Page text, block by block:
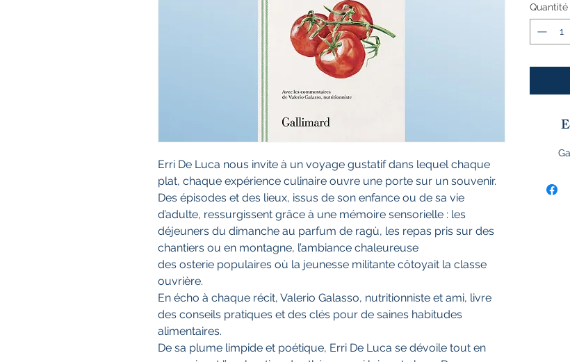
Erri De Luca nous invite à un voyage gustatif dans lequel chaque
plat, chaque expérience culinaire ouvre une porte sur un souvenir.
Des épisodes et des lieux, issus de son enfance ou de sa vie
d’adulte, ressurgissent grâce à une mémoire sensorielle : les
déjeuners du dimanche au parfum de ragù, les repas pris sur des
chantiers ou en montagne, l’ambiance chaleureuse
des osterie populaires où la jeunesse militante côtoyait la classe
ouvrière.
En écho à chaque récit, Valerio Galasso, nutritionniste et ami, livre
des conseils pratiques et des clés pour de saines habitudes
alimentaires.
De sa plume limpide et poétique, Erri De Luca se dévoile tout en
Quantité